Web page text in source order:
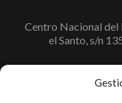
Centro Nacional del
el Santo, s/n